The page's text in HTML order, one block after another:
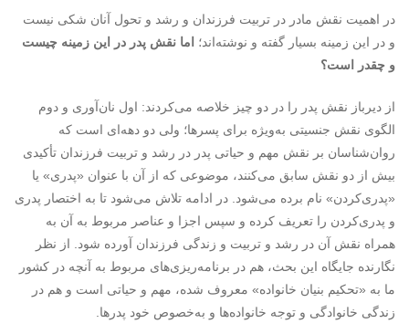
در اهمیت نقش مادر در تربیت فرزندان و رشد و تحول آنان شکی نیست
و در این زمینه بسیار گفته و نوشته‌اند؛
اما نقش پدر در این زمینه چیست
و چقدر است؟
از دیرباز نقش پدر را در دو چیز خلاصه می‌کردند: اول نان‌آوری و دوم
الگوی نقش جنسیتی به‌ویژه برای پسرها؛ ولی دو دهه‌ای است که
روان‌شناسان بر نقش مهم و حیاتی پدر در رشد و تربیت فرزندان تأکیدی
بیش از دو نقش سابق می‌کنند، موضوعی که از آن با عنوان «پدری» یا
«پدری‌کردن» نام برده می‌شود. در ادامه تلاش می‌شود تا به اختصار پدری
و پدری‌کردن را تعریف کرده و سپس اجزا و عناصر مربوط به آن به
همراه نقش آن در رشد و تربیت و زندگی فرزندان آورده شود. از نظر
نگارنده جایگاه این بحث، هم در برنامه‌ریزی‌های مربوط به آنچه در کشور
ما به «تحکیم بنیان خانواده» معروف شده، مهم و حیاتی است و هم در
زندگی خانوادگی و توجه خانواده‌ها و به‌خصوص خود پدرها.